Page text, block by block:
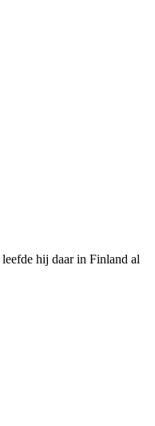
hij daar in Finland al